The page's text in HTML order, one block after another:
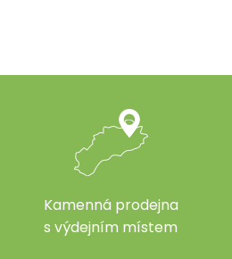
Kamenná prodejna
s výdejním místem